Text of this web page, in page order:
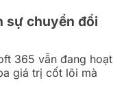
sự chuyển đổi
365 vẫn đang hoạt
giá trị cốt lõi mà